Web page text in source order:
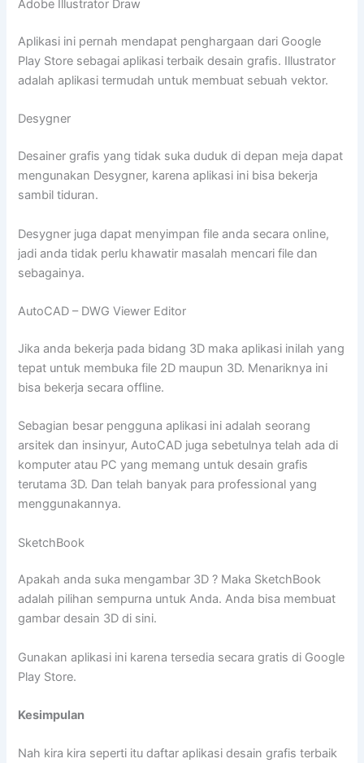
Adobe Illustrator Draw
Aplikasi ini pernah mendapat penghargaan dari Google
Play Store sebagai aplikasi terbaik desain grafis. Illustrator
adalah aplikasi termudah untuk membuat sebuah vektor.
Desygner
Desainer grafis yang tidak suka duduk di depan meja dapat
mengunakan Desygner, karena aplikasi ini bisa bekerja
sambil tiduran.
Desygner juga dapat menyimpan file anda secara online,
jadi anda tidak perlu khawatir masalah mencari file dan
sebagainya.
AutoCAD – DWG Viewer Editor
Jika anda bekerja pada bidang 3D maka aplikasi inilah yang
tepat untuk membuka file 2D maupun 3D. Menariknya ini
bisa bekerja secara offline.
Sebagian besar pengguna aplikasi ini adalah seorang
arsitek dan insinyur, AutoCAD juga sebetulnya telah ada di
komputer atau PC yang memang untuk desain grafis
terutama 3D. Dan telah banyak para professional yang
menggunakannya.
SketchBook
Apakah anda suka mengambar 3D ? Maka SketchBook
adalah pilihan sempurna untuk Anda. Anda bisa membuat
gambar desain 3D di sini.
Gunakan aplikasi ini karena tersedia secara gratis di Google
Play Store.
Kesimpulan
Nah kira kira seperti itu daftar aplikasi desain grafis terbaik